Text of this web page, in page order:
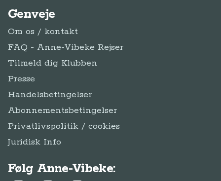
Genveje
Om os / kontakt
FAQ - Anne-Vibeke Rejser
Tilmeld dig Klubben
Presse
Handelsbetingelser
Abonnementsbetingelser
Privatlivspolitik / cookies
Juridisk Info
Følg Anne-Vibeke: